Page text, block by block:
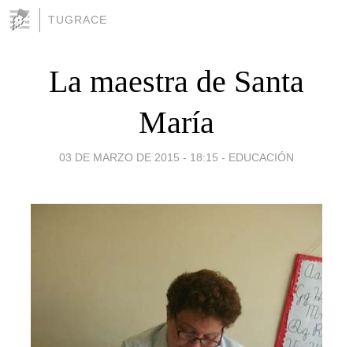
TUGRACE
La maestra de Santa
María
03 DE MARZO DE 2015 - 18:15 - EDUCACIÓN